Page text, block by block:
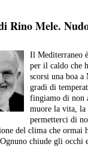
Rino Mele.
Il Mediterraneo
per il caldo che
scorsi una boa
gradi di
fingiamo di non
muore la vita, la
permetterci di
del clima che ormai
chiude gli occhi